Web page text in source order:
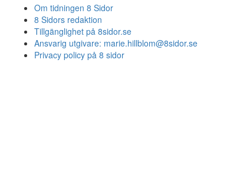
Om tidningen 8 Sidor
8 Sidors redaktion
Tillgänglighet på 8sidor.se
Ansvarig utgivare: marie.hillblom@8sidor.se
Privacy policy på 8 sidor